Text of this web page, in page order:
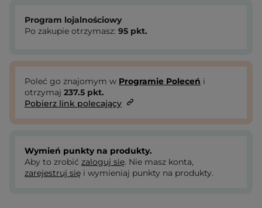
Program lojalnościowy
Po zakupie otrzymasz: 95 pkt.
Poleć go znajomym w Programie Poleceń i
otrzymaj 237.5 pkt.
Pobierz link polecający
Wymień punkty na produkty.
Aby to zrobić zaloguj się. Nie masz konta,
zarejestruj się i wymieniaj punkty na produkty.